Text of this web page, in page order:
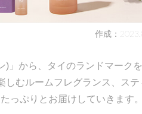
作成：
」から、タイのランドマーク
むルームフレグランス、ステ
っぷりとお届けしていきます。